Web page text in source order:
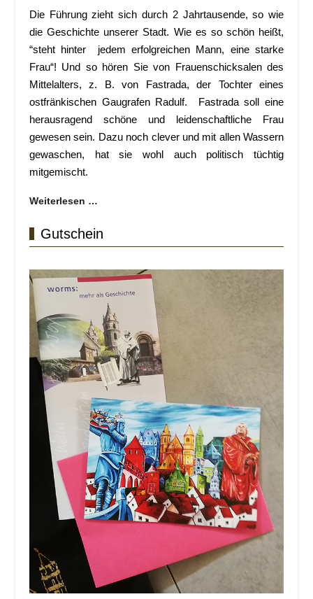
Die Führung zieht sich durch 2 Jahrtausende, so wie
die Geschichte unserer Stadt. Wie es so schön heißt,
“steht hinter jedem erfolgreichen Mann, eine starke
Frau“! Und so hören Sie von Frauenschicksalen des
Mittelalters, z. B. von Fastrada, der Tochter eines
ostfränkischen Gaugrafen Radulf. Fastrada soll eine
herausragend schöne und leidenschaftliche Frau
gewesen sein. Dazu noch clever und mit allen Wassern
gewaschen, hat sie wohl auch politisch tüchtig
mitgemischt.
Weiterlesen …
Gutschein